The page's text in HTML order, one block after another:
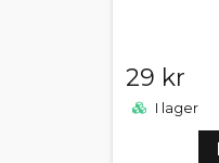
29 kr
I lager